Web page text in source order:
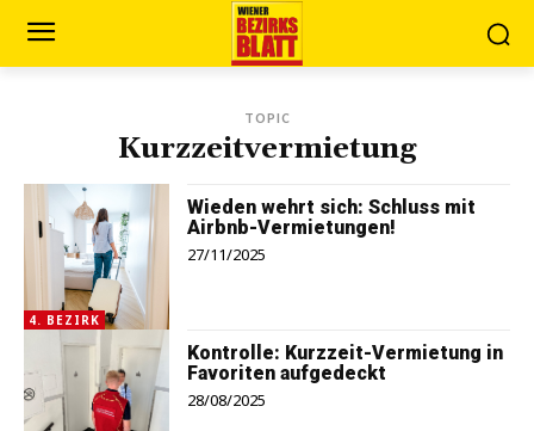
TOPIC
Kurzzeitvermietung
4. BEZIRK
Wieden wehrt sich: Schluss mit
Airbnb-Vermietungen!
27/11/2025
Kontrolle: Kurzzeit-Vermietung in
Favoriten aufgedeckt
28/08/2025